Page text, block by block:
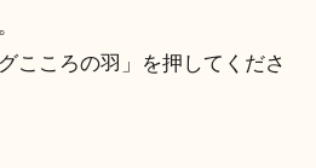
こころの羽」を押してくださ